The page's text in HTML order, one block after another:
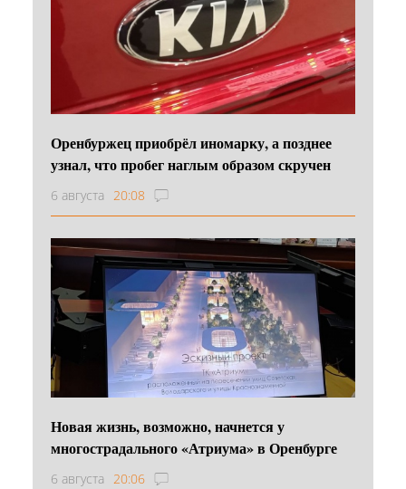
Оренбуржец приобрёл иномарку, а позднее
узнал, что пробег наглым образом скручен
6 августа 20:08
Новая жизнь, возможно, начнется у
многострадального «Атриума» в Оренбурге
6 августа 20:06